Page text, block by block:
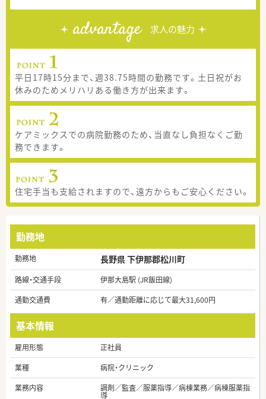
advantage 求人の魅力
平日17時15分まで、週38.75時間の勤務です。土日祝がお
休みのためメリハリある働き方が出来ます。
ケアミックスでの病院勤務のため、当直なし負担なくご勤
務できます。
住宅手当も支給されますので、遠方からもご安心ください。
勤務地
勤務地 長野県 下伊那郡松川町
路線・交通手段
伊那大島駅 (JR飯田線)
通勤交通費
有／通勤距離に応じて最大31,600円
基本情報
雇用形態
正社員
業種
病院・クリニック
業務内容
調剤／監査／服薬指導／病棟業務／病棟服薬指
導